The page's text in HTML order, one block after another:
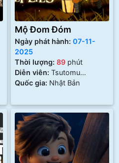
Mộ Đom Đóm
Ngày phát hành: 07-11-
2025
Thời lượng: 89 phút
Diễn viên: Tsutomu
Tatsumi, Ayano Shiraishi
Quốc gia: Nhật Bản